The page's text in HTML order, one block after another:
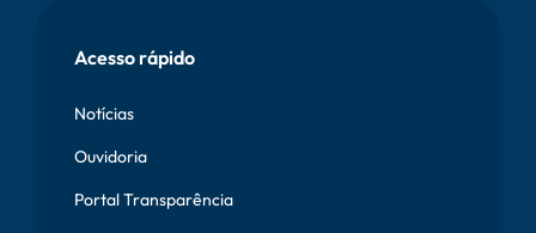
Acesso rápido
Notícias
Ouvidoria
Portal Transparência